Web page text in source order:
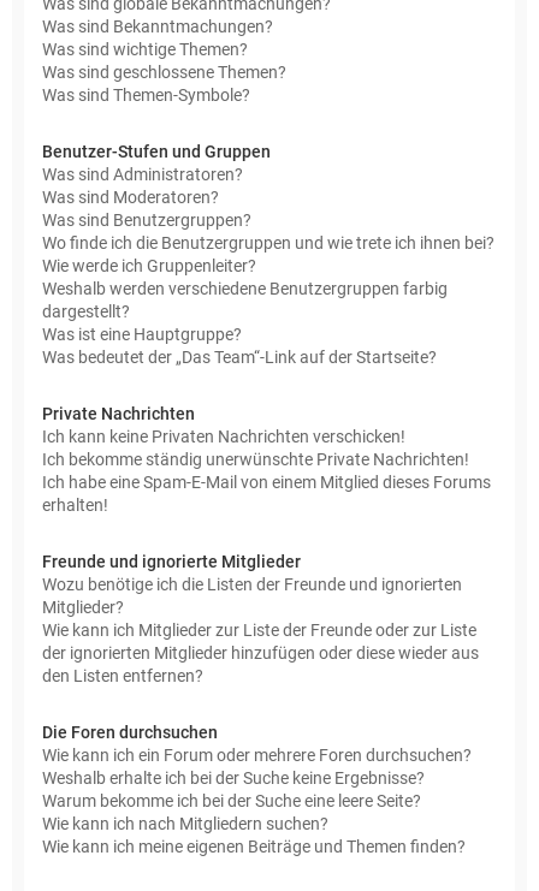
Was sind Bekanntmachungen?
Was sind wichtige Themen?
Was sind geschlossene Themen?
Was sind Themen-Symbole?
Benutzer-Stufen und Gruppen
Was sind Administratoren?
Was sind Moderatoren?
Was sind Benutzergruppen?
Wo finde ich die Benutzergruppen und wie trete ich ihnen bei?
Wie werde ich Gruppenleiter?
Weshalb werden verschiedene Benutzergruppen farbig
dargestellt?
Was ist eine Hauptgruppe?
Was bedeutet der „Das Team“-Link auf der Startseite?
Private Nachrichten
Ich kann keine Privaten Nachrichten verschicken!
Ich bekomme ständig unerwünschte Private Nachrichten!
Ich habe eine Spam-E-Mail von einem Mitglied dieses Forums
erhalten!
Freunde und ignorierte Mitglieder
Wozu benötige ich die Listen der Freunde und ignorierten
Mitglieder?
Wie kann ich Mitglieder zur Liste der Freunde oder zur Liste
der ignorierten Mitglieder hinzufügen oder diese wieder aus
den Listen entfernen?
Die Foren durchsuchen
Wie kann ich ein Forum oder mehrere Foren durchsuchen?
Weshalb erhalte ich bei der Suche keine Ergebnisse?
Warum bekomme ich bei der Suche eine leere Seite?
Wie kann ich nach Mitgliedern suchen?
Wie kann ich meine eigenen Beiträge und Themen finden?